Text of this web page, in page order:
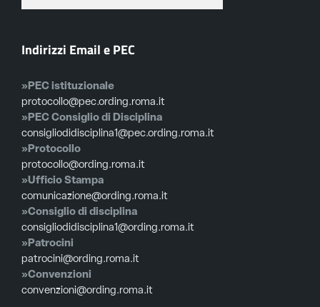
Indirizzi Email e PEC
»PEC istituzionale
protocollo@pec.ording.roma.it
»PEC Consiglio di Disciplina
consigliodidisciplina1@pec.ording.roma.it
»Protocollo
protocollo@ording.roma.it
»Ufficio Stampa
comunicazione@ording.roma.it
»Consiglio di disciplina
consigliodidisciplina1@ording.roma.it
»Patrocini
patrocini@ording.roma.it
»Convenzioni
convenzioni@ording.roma.it